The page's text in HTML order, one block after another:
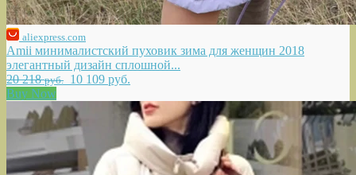
aliexpress.com
Amii минималистский пуховик зима для женщин 2018
элегантный дизайн сплошной...
20 218руб. 10 109 руб.
Buy Now